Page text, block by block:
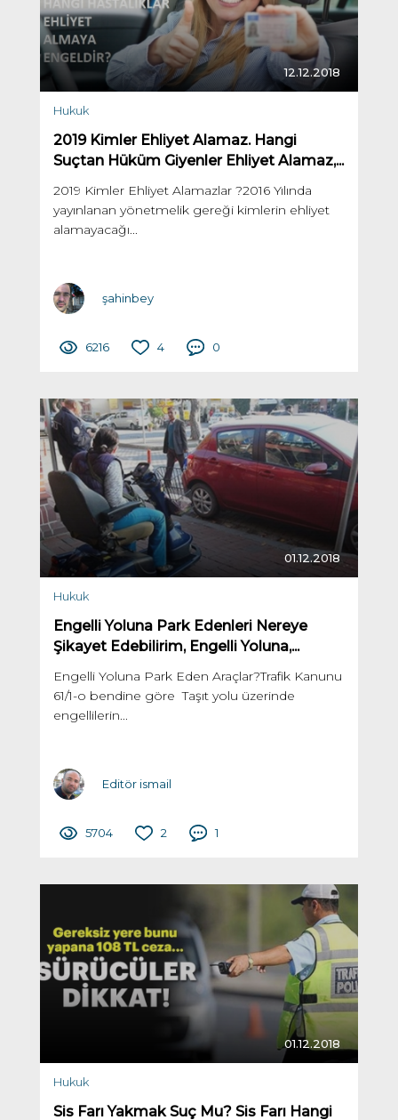
12.12.2018
Hukuk
2019 Kimler Ehliyet Alamaz. Hangi
Suçtan Hüküm Giyenler Ehliyet Alamaz,...
2019 Kimler Ehliyet Alamazlar ?2016 Yılında
yayınlanan yönetmelik gereği kimlerin ehliyet
alamayacağı...
şahinbey
6216 4 0
01.12.2018
Hukuk
Engelli Yoluna Park Edenleri Nereye
Şikayet Edebilirim, Engelli Yoluna,...
Engelli Yoluna Park Eden Araçlar?Trafik Kanunu
61/1-o bendine göre Taşıt yolu üzerinde
engellilerin...
Editör ismail
5704 2 1
01.12.2018
Hukuk
Sis Farı Yakmak Suç Mu? Sis Farı Hangi